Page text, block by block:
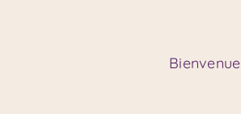
Bienvenue